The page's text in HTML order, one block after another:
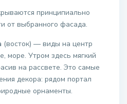
принципиально
от выбранного фасада.
(восток) — виды на центр
море. Утром здесь мягкий
на рассвете. Это самые
декора: рядом портал
орнаменты.